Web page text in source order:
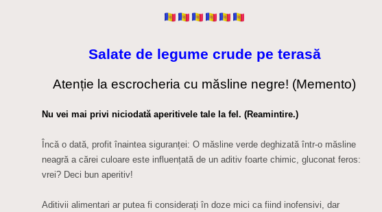
Salate de legume crude pe terasă
Atenție la escrocheria cu măsline negre! (Memento)
Nu vei mai privi niciodată aperitivele tale la fel. (Reamintire.)
Încă o dată, profit înaintea siguranței: O măsline verde deghizată într-o măsline
neagră a cărei culoare este influențată de un aditiv foarte chimic, gluconat feros:
vrei? Deci bun aperitiv!
Aditivii alimentari ar putea fi considerați în doze mici ca fiind inofensivi, dar